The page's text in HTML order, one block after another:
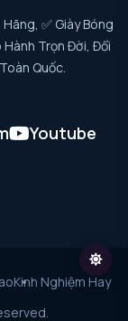
✅ Giày Bóng
Hành Trọn Đời, Đổi
Quốc.
Youtube
Kinh Nghiệm Hay